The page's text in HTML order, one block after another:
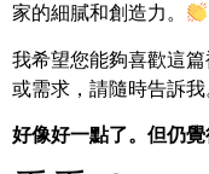
家的細膩和創造力。
我希望您能夠喜歡這
或需求，請隨時告訴我
好像好一點了。但仍覺